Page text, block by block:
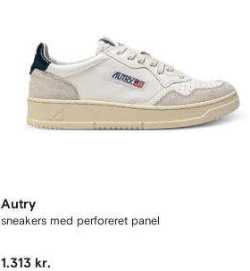
Autry
sneakers med perforeret panel
1.313 kr.